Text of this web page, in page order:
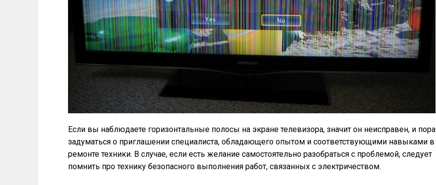
Если вы наблюдаете горизонтальные полосы на экране телевизора, значит он неисправен, и пора
задуматься о приглашении специалиста, обладающего опытом и соответствующими навыками в
ремонте техники. В случае, если есть желание самостоятельно разобраться с проблемой, следует
помнить про технику безопасного выполнения работ, связанных с электричеством.